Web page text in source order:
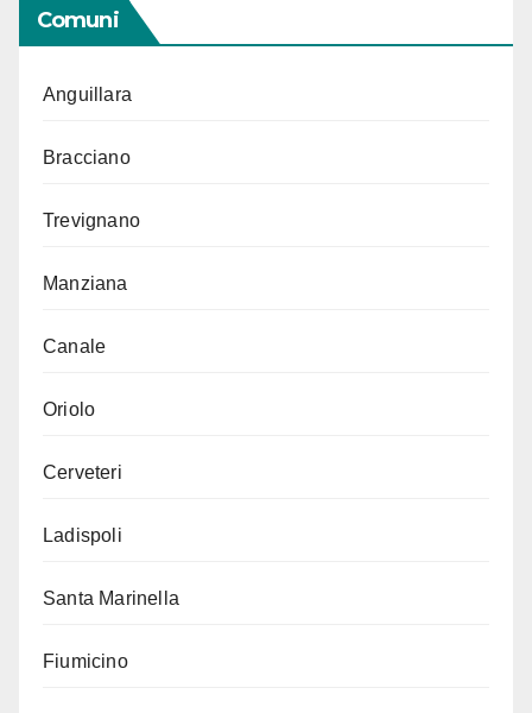
Comuni
Anguillara
Bracciano
Trevignano
Manziana
Canale
Oriolo
Cerveteri
Ladispoli
Santa Marinella
Fiumicino